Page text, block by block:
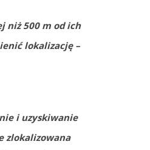
niż 500 m od ich
lokalizację –
i uzyskiwanie
zlokalizowana